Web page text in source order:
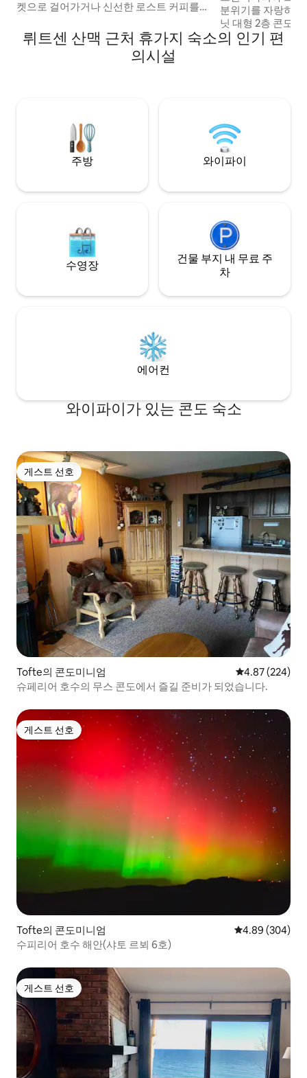
켓으로 걸어가거나 신선한 로스트 커피를
결로 '재택 근무'를 즐기세요. 불 주변에서
스모어를 만들거나, 하이킹을 하거나, 노스
쇼어 와이너리를 방문하거나, 알파인 슬라
cntraveler(dotcom)/gallery/beautiful-
lake-houses-you-can-rent-on-airbnb
분위기를 자랑하
닛 대형 2층 콘도에서
란다에서 해변에
어보세요. 숙소의
레일, 그랜드 마레
즐길 수 있는 곳이
다!
뤼트센 산맥 근처 휴가지 숙소의 인기 편
의시설
주방 와이파이
수영장
건물 부지 내 무료 주
차
에어컨
와이파이가 있는 콘도 숙소
게스트 선호
게스트 선호
Tofte의 콘도미니엄 평점 4.87점(5
4.87 (224)
슈페리어 호수의 무스 콘도에서 즐길 준비가 되었습니다.
게스트 선호
게스트 선호
Tofte의 콘도미니엄 평점 4.89점(5
4.89 (304)
수피리어 호수 해안(샤토 르뵈 6호)
게스트 선호
게스트 선호